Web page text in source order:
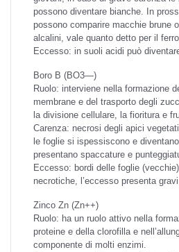
possono diventare bianche. In
possono comparire macchie brune
alcalini, vale quanto detto per il
Eccesso: in suoli acidi può
Boro B (BO3—)
Ruolo: interviene nella formazione
membrane e del trasporto degli
la divisione cellulare, la fioritura e
Carenza: necrosi degli apici
le foglie si ispessiscono e
presentano spaccature e
Eccesso: bordi delle foglie
necrotiche, l’eccesso presenta
Zinco Zn (Zn++)
Ruolo: ha un ruolo attivo nella
proteine e della clorofilla e
componente di molti enzimi.